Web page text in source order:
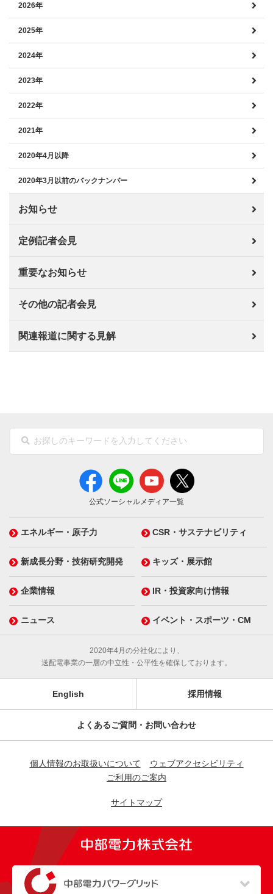
2026年
2025年
2024年
2023年
2022年
2021年
2020年4月以降
2020年3月以前のバックナンバー
お知らせ
定例記者会見
重要なお知らせ
その他の記者会見
関連報道に関する見解
公式ソーシャルメディア一覧
エネルギー・原子力 CSR・サステナビリティ
新成長分野・技術研究開発 キッズ・展示館
企業情報 IR・投資家向け情報
ニュース イベント・スポーツ・CM
2020年4月の分社化により、
送配電事業の一層の中立性・公平性を確保しております。
English 採用情報
よくあるご質問・お問い合わせ
個人情報のお取扱いについて
ウェブアクセシビリティ
ご利用のご案内
サイトマップ
（新しいウィンドウを開きます）